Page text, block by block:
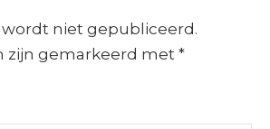
niet gepubliceerd.
zijn gemarkeerd met *